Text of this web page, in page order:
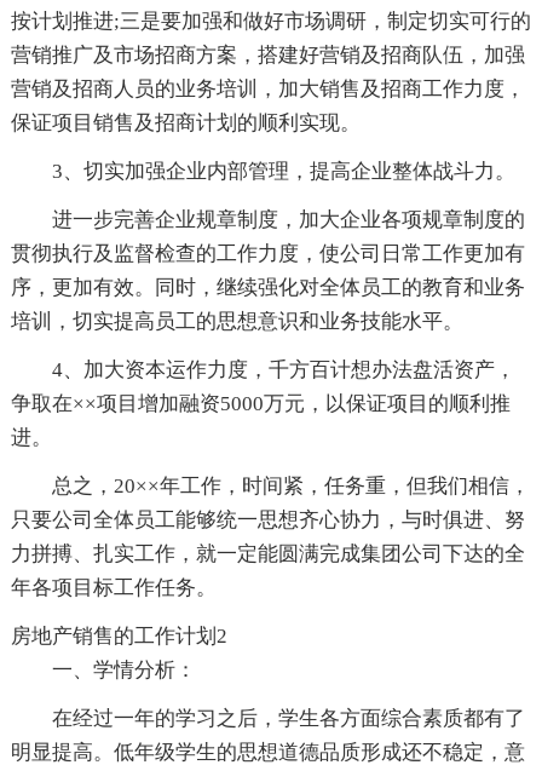
按计划推进;三是要加强和做好市场调研，制定切实可行的
营销推广及市场招商方案，搭建好营销及招商队伍，加强
营销及招商人员的业务培训，加大销售及招商工作力度，
保证项目销售及招商计划的顺利实现。
3、切实加强企业内部管理，提高企业整体战斗力。
进一步完善企业规章制度，加大企业各项规章制度的
贯彻执行及监督检查的工作力度，使公司日常工作更加有
序，更加有效。同时，继续强化对全体员工的教育和业务
培训，切实提高员工的思想意识和业务技能水平。
4、加大资本运作力度，千方百计想办法盘活资产，
争取在××项目增加融资5000万元，以保证项目的顺利推
进。
总之，20××年工作，时间紧，任务重，但我们相信，
只要公司全体员工能够统一思想齐心协力，与时俱进、努
力拼搏、扎实工作，就一定能圆满完成集团公司下达的全
年各项目标工作任务。
房地产销售的工作计划2
一、学情分析：
在经过一年的学习之后，学生各方面综合素质都有了
明显提高。低年级学生的思想道德品质形成还不稳定，意